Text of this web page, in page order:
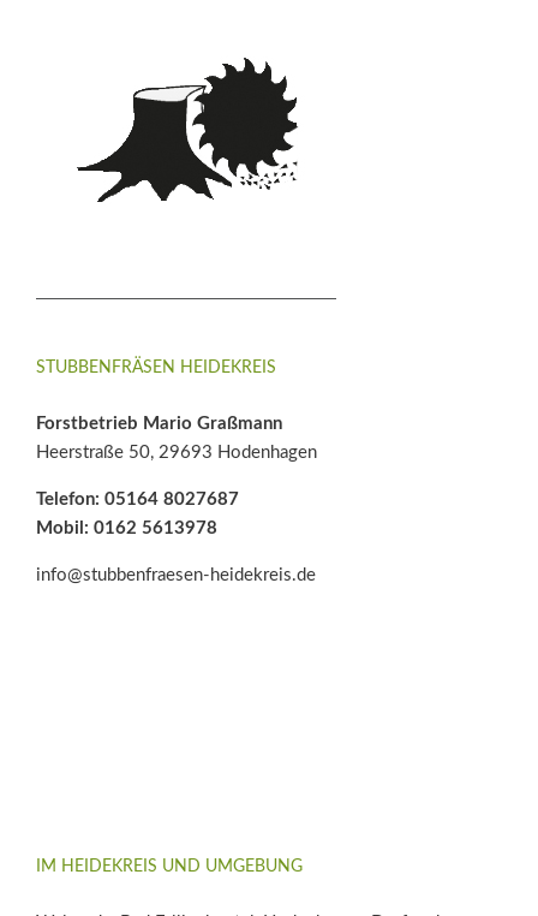
STUBBENFRÄSEN HEIDEKREIS
Forstbetrieb Mario Graßmann
Heerstraße 50, 29693 Hodenhagen
Telefon: 05164 8027687
Mobil: 0162 5613978
info@stubbenfraesen-heidekreis.de
IM HEIDEKREIS UND UMGEBUNG